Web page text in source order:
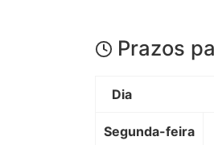
Prazos
Dia
Segunda-feira